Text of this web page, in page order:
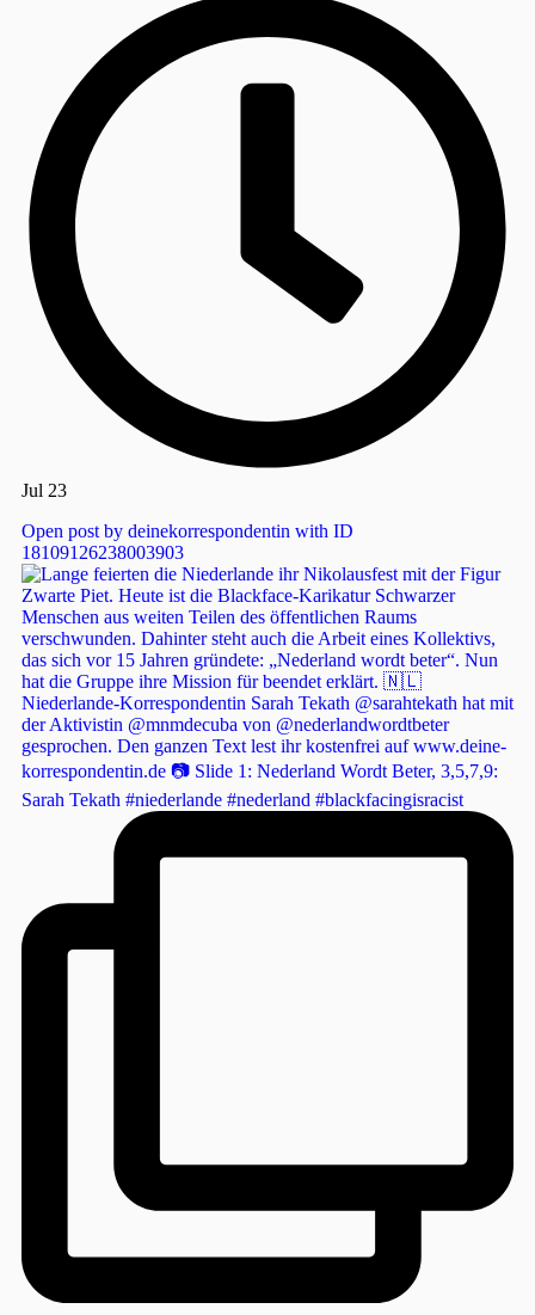
Jul 23
Open post by deinekorrespondentin with ID
18109126238003903